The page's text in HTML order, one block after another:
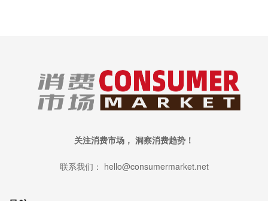
关注消费市场， 洞察消费趋势！
联系我们： hello@consumermarket.net